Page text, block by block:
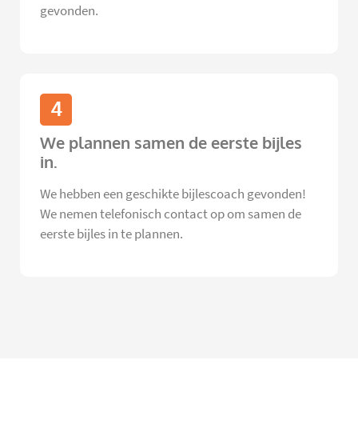
gevonden.
4
We plannen samen de eerste bijles
in.
We hebben een geschikte bijlescoach gevonden!
We nemen telefonisch contact op om samen de
eerste bijles in te plannen.